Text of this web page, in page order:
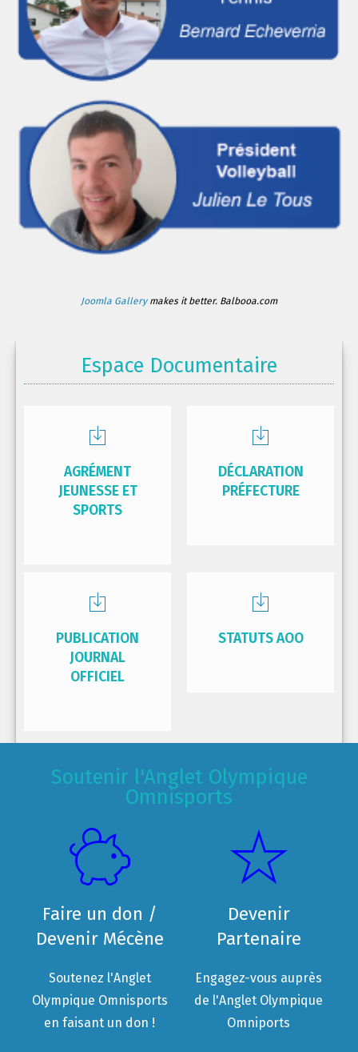
Joomla Gallerymakes it better. Balbooa.com
Espace Documentaire
AGRÉMENT
JEUNESSE ET
SPORTS
DÉCLARATION
PRÉFECTURE
PUBLICATION
JOURNAL
OFFICIEL
STATUTS AOO
Soutenir l'Anglet Olympique
Omnisports
Faire un don /
Devenir Mécène
Soutenez l'Anglet
Olympique Omnisports
en faisant un don !
Devenir
Partenaire
Engagez-vous auprès
de l'Anglet Olympique
Omniports